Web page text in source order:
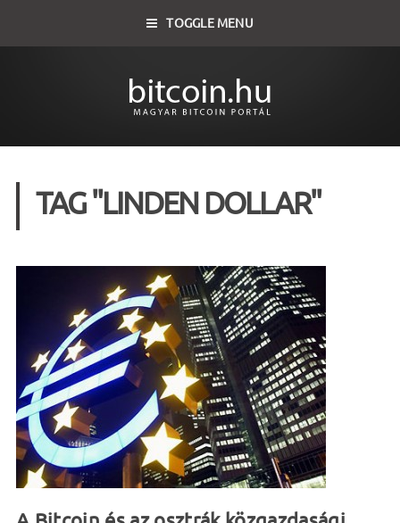
TOGGLE MENU
TAG "LINDEN DOLLAR"